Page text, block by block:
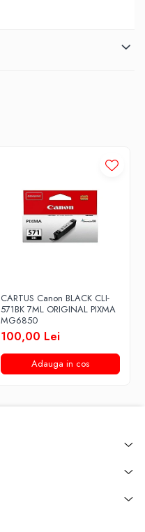
CARTUS Canon BLACK CLI-
571BK 7ML ORIGINAL PIXMA
MG6850
100,00 Lei
Adauga in cos